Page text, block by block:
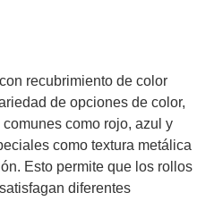
recubrimiento de color
de opciones de color,
como rojo, azul y
como textura metálica
Esto permite que los rollos
diferentes